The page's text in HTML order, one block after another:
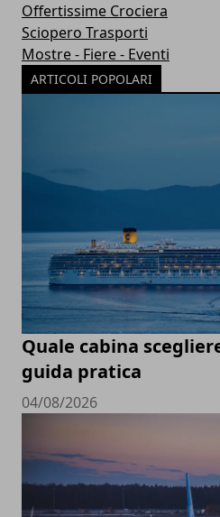
Offertissime Crociera
Sciopero Trasporti
Mostre - Fiere - Eventi
ARTICOLI POPOLARI
Quale cabina
guida pratica
04/08/2026